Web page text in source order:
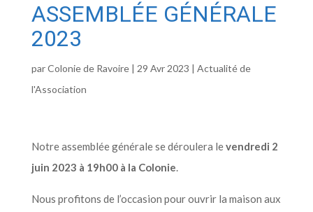
ASSEMBLÉE GÉNÉRALE
2023
parColonie de Ravoire| 29 Avr 2023 | Actualité de
l'Association
Notre assemblée générale se déroulera levendredi 2
juin 2023 à 19h00 à la Colonie.
Nous profitons de l’occasion pour ouvrir la maison aux